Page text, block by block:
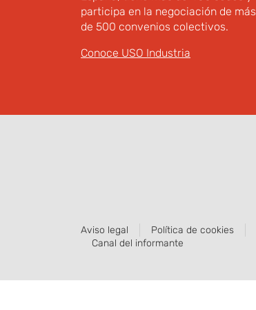
participa en la negociación de más
de 500 convenios colectivos.
Conoce USO Industria
Aviso legal Política de cookies
Canal del informante